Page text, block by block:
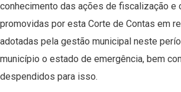
conhecimento das ações de fiscalização e
promovidas por esta Corte de Contas em
adotadas pela gestão municipal neste
município o estado de emergência, bem
despendidos para isso.